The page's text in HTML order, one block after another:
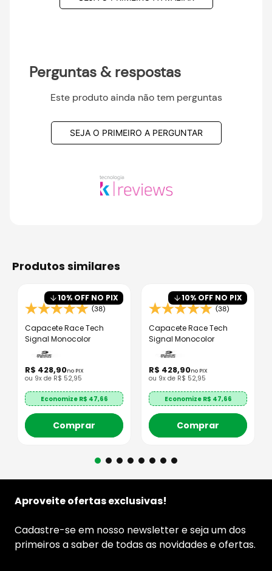
Perguntas & respostas
Este produto ainda não tem perguntas
SEJA O PRIMEIRO A PERGUNTAR
produtos similares
10% OFF NO PIX
(38)
Capacete Race Tech
Signal Monocolor
R$ 428,90no PIX
ou 9x de R$ 52,95
Economize R$ 47,66
Comprar
10% OFF NO PIX
(38)
Capacete Race Tech
Signal Monocolor
R$ 428,90no PIX
ou 9x de R$ 52,95
Economize R$ 47,66
Comprar
Aproveite ofertas exclusivas!
Cadastre-se em nosso newsletter e seja um dos
primeiros a saber de todas as novidades e ofertas.